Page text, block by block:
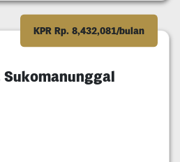
KPR Rp. 8,432,081/bulan
Sukomanunggal